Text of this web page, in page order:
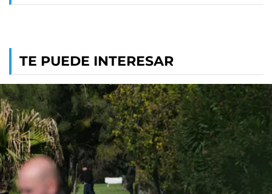
TE PUEDE INTERESAR